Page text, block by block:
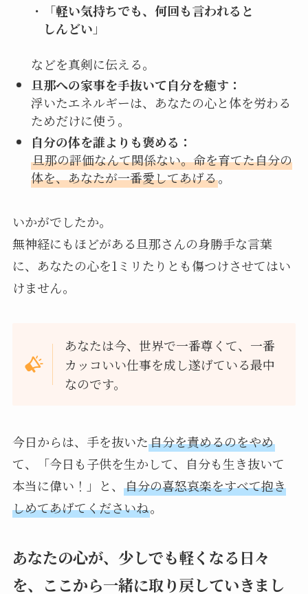
・「軽い気持ちでも、何回も言われると
しんどい 」
などを真剣に伝える。
旦那への家事を手抜いて自分を癒す：
浮いたエネルギーは、あなたの心と体を労わる
ためだけに使う。
自分の体を誰よりも褒める：
旦那の評価なんて関係ない。命を育てた自分の
体を、あなたが一番愛してあげる。
いかがでしたか。
無神経にもほどがある旦那さんの身勝手な言葉
に、あなたの心を1ミリたりとも傷つけさせてはい
けません。
あなたは今、世界で一番尊くて、一番
カッコいい仕事を成し遂げている最中
なのです。
今日からは、手を抜いた自分を責めるのをやめ
て、「今日も子供を生かして、自分も生き抜いて
本当に偉い！」と、 自分の喜怒哀楽をすべて抱き
しめてあげてくださいね。
あなたの心が、少しでも軽くなる日々
を、ここから一緒に取り戻していきまし